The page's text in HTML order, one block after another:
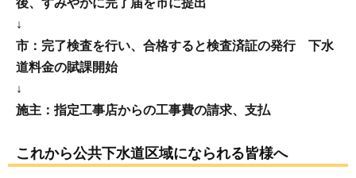
↓
市：完了検査を行い、合格すると検査済証の発行 下水
道料金の賦課開始
↓
施主：指定工事店からの工事費の請求、支払
これから公共下水道区域になられる皆様へ